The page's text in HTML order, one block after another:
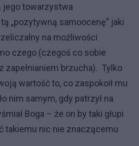
jego towarzystwa
„pozytywną samoocenę” jaki
na możliwości
czego (czegoś co sobie
zapełnianiem brzucha). Tylko
wartość to, co zaspokoił mu
nim samym, gdy patrzył na
Boga – że on by taki głupi
takiemu nic nie znaczącemu